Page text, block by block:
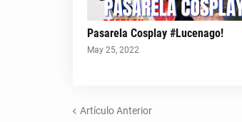
Pasarela Cosplay #Lucenago!
May 25, 2022
Artículo Anterior